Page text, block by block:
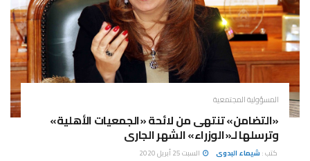
المسؤولية المجتمعية
«التضامن» تنتهى من لائحة «الجمعيات الأهلية»
وترسلها لـ«الوزراء» الشهر الجارى
كتب : شيماء البدوى السبت 25 أبريل 2020